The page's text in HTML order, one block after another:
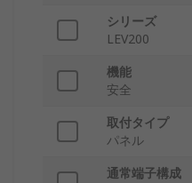
シリーズ
LEV200
機能
安全
取付タイプ
パネル
通常端子構成